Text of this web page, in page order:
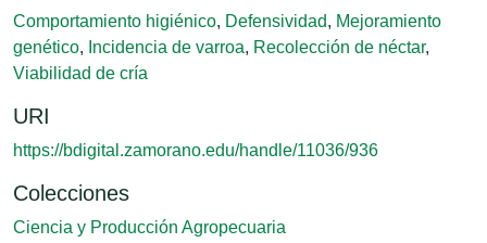
Comportamiento higiénico, Defensividad, Mejoramiento
genético, Incidencia de varroa, Recolección de néctar,
Viabilidad de cría
URI
https://bdigital.zamorano.edu/handle/11036/936
Colecciones
Ciencia y Producción Agropecuaria